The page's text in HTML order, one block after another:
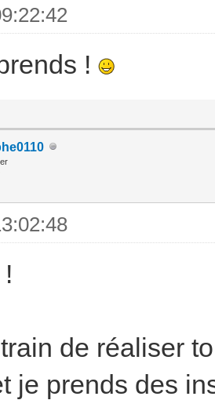
!
de réaliser
je prends des